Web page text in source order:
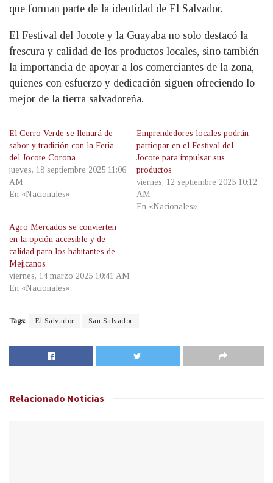
que forman parte de la identidad de El Salvador.
El Festival del Jocote y la Guayaba no solo destacó la
frescura y calidad de los productos locales, sino también
la importancia de apoyar a los comerciantes de la zona,
quienes con esfuerzo y dedicación siguen ofreciendo lo
mejor de la tierra salvadoreña.
El Cerro Verde se llenará de
sabor y tradición con la Feria
del Jocote Corona
jueves, 18 septiembre 2025 11:06
AM
En «Nacionales»
Emprendedores locales podrán
participar en el Festival del
Jocote para impulsar sus
productos
viernes, 12 septiembre 2025 10:12
AM
En «Nacionales»
Agro Mercados se convierten
en la opción accesible y de
calidad para los habitantes de
Mejicanos
viernes, 14 marzo 2025 10:41 AM
En «Nacionales»
Tags: El Salvador San Salvador
Relacionado Noticias